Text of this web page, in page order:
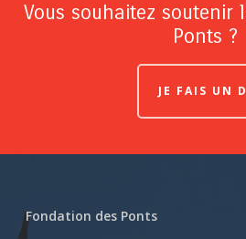
Vous souhaitez soutenir
Ponts ?
JE FAIS UN
Fondation des Ponts